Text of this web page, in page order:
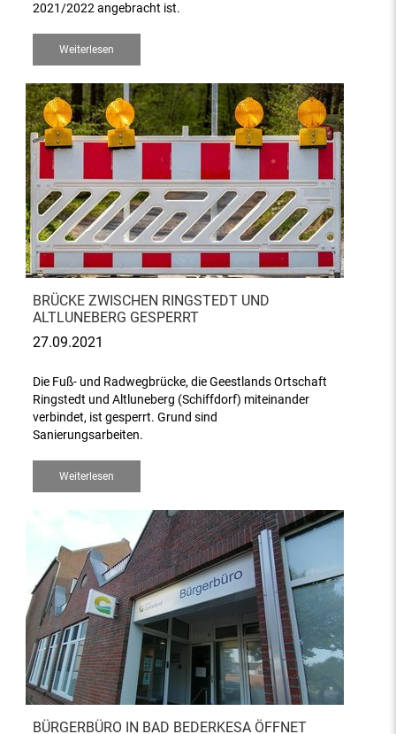
2021/2022 angebracht ist.
Weiterlesen
BRÜCKE ZWISCHEN RINGSTEDT UND
ALTLUNEBERG GESPERRT
27.09.2021
Die Fuß- und Radwegbrücke, die Geestlands Ortschaft
Ringstedt und Altluneberg (Schiffdorf) miteinander
verbindet, ist gesperrt. Grund sind
Sanierungsarbeiten.
Weiterlesen
BÜRGERBÜRO IN BAD BEDERKESA ÖFFNET